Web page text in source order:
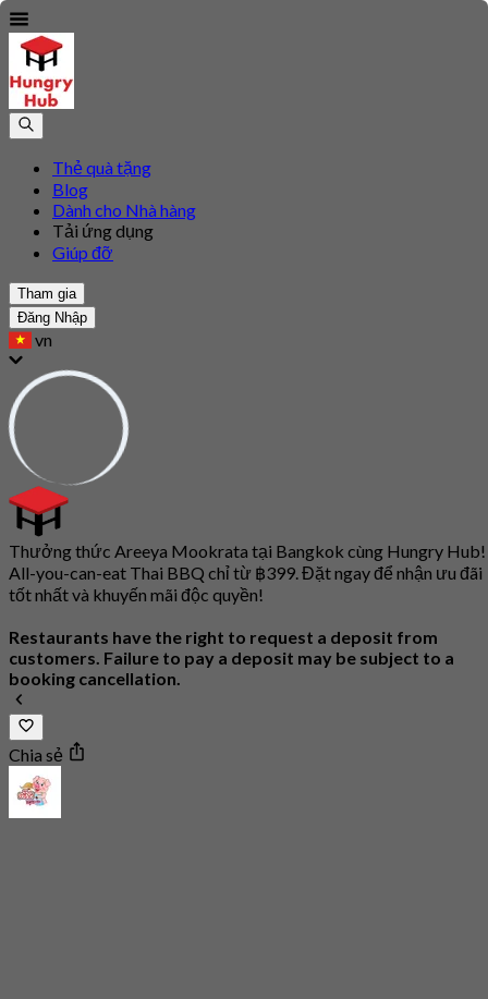
Thẻ quà tặng
Blog
Dành cho Nhà hàng
Tải ứng dụng
Giúp đỡ
Tham gia
Đăng Nhập
vn
Thưởng thức Areeya Mookrata tại Bangkok cùng Hungry Hub!
All-you-can-eat Thai BBQ chỉ từ ฿399. Đặt ngay để nhận ưu đãi
tốt nhất và khuyến mãi độc quyền!
Restaurants have the right to request a deposit from
customers. Failure to pay a deposit may be subject to a
booking cancellation.
Chia sẻ